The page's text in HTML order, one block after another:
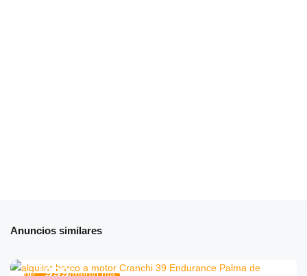
Anuncios similares
€999